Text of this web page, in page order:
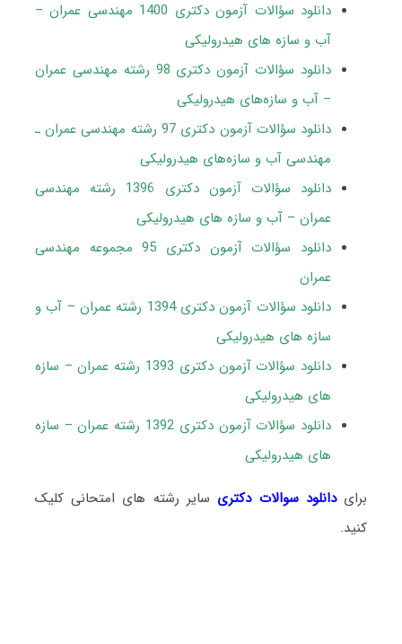
دانلود سؤالات آزمون دکتری 1400 مهندسی عمران –
آب و سازه ‎های هیدرولیکی
دانلود سؤالات آزمون دکتری 98 رشته مهندسی عمران
– آب و سازه‎‌های هیدرولیکی
دانلود سؤالات آزمون دکتری 97 رشته مهندسی عمران ـ
مهندسی آب و سازه‌های هیدرولیکی
دانلود سؤالات آزمون دکتری 1396 رشته مهندسی
عمران – آب و سازه های هیدرولیکی
دانلود سؤالات آزمون دکتری 95 مجموعه مهندسی
عمران
دانلود سؤالات آزمون دکتری 1394 رشته عمران – آب و
سازه های هیدرولیکی
دانلود سؤالات آزمون دکتری 1393 رشته عمران – سازه
های هیدرولیکی
دانلود سؤالات آزمون دکتری 1392 رشته عمران – سازه
های هیدرولیکی
برایدانلود سوالات دکتری سایر رشته های امتحانی کلیک
کنید.